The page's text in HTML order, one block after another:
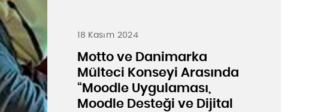
18 Kasım 2024
Motto ve Danimarka
Mülteci Konseyi Arasında
“Moodle Uygulaması,
Moodle Desteği ve Dijital